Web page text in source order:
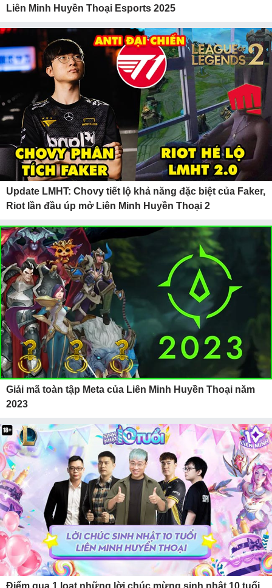
Liên Minh Huyền Thoại Esports 2025
Update LMHT: Chovy tiết lộ khả năng đặc biệt của Faker,
Riot lần đầu úp mở Liên Minh Huyền Thoại 2
Giải mã toàn tập Meta của Liên Minh Huyền Thoại năm
2023